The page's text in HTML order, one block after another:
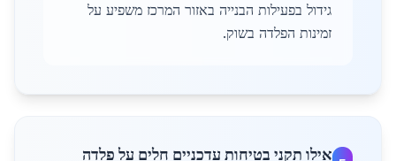
גידול בפעילות הבנייה באזור המרכז משפיע על
זמינות הפלדה בשוק.
אילו תקני בטיחות עדכניים חלים על פלדה